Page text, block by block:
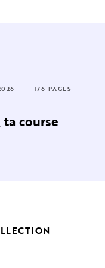
176 PAGES
course